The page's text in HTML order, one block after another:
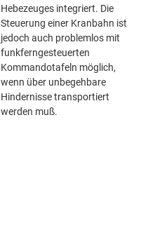
Hebezeuges integriert. Die
Steuerung einer Kranbahn ist
jedoch auch problemlos mit
funkferngesteuerten
Kommandotafeln möglich,
wenn über unbegehbare
Hindernisse transportiert
werden muß.